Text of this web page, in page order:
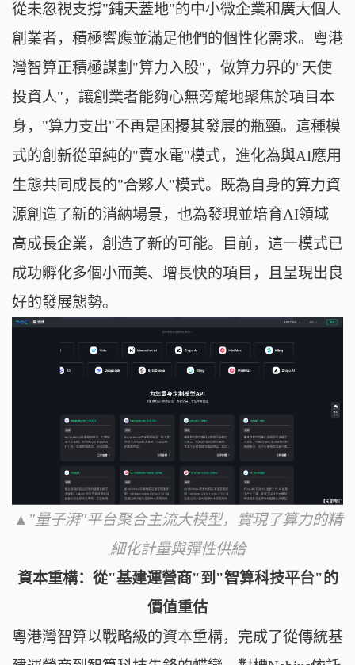
從未忽視支撐"鋪天蓋地"的中小微企業和廣大個人
創業者，積極響應並滿足他們的個性化需求。粵港
灣智算正積極謀劃"算力入股"，做算力界的"天使
投資人"，讓創業者能夠心無旁騖地聚焦於項目本
身，"算力支出"不再是困擾其發展的瓶頸。這種模
式的創新從單純的"賣水電"模式，進化為與AI應用
生態共同成長的"合夥人"模式。既為自身的算力資
源創造了新的消納場景，也為發現並培育AI領域
高成長企業，創造了新的可能。目前，這一模式已
成功孵化多個小而美、增長快的項目，且呈現出良
好的發展態勢。
▲"量子湃"平台聚合主流大模型，實現了算力的精
細化計量與彈性供給
資本重構：從"基建運營商"到"智算科技平台"的
價值重估
粵港灣智算以戰略級的資本重構，完成了從傳統基